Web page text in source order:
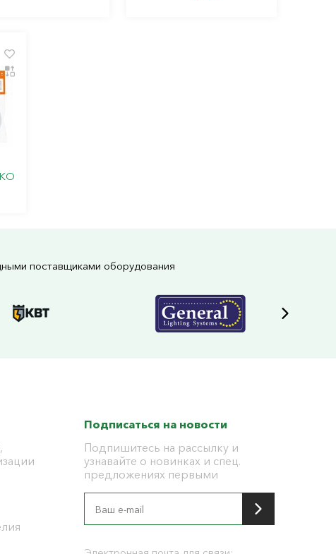
поставщиками оборудования
Подписаться на новости
Подпишитесь на рассылку и
узнавайте о новинках и спец.
предложениях первыми